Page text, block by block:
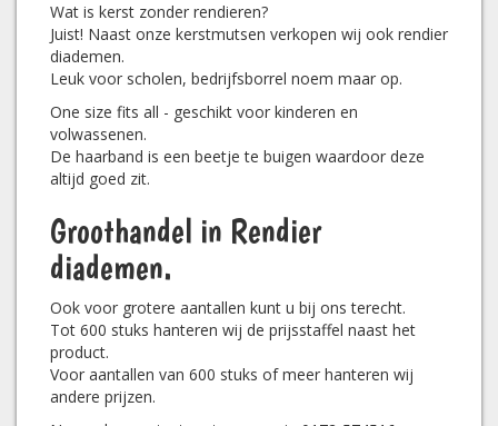
Wat is kerst zonder rendieren?
Juist! Naast onze kerstmutsen verkopen wij ook rendier
diademen.
Leuk voor scholen, bedrijfsborrel noem maar op.
One size fits all - geschikt voor kinderen en
volwassenen.
De haarband is een beetje te buigen waardoor deze
altijd goed zit.
Groothandel in Rendier
diademen.
Ook voor grotere aantallen kunt u bij ons terecht.
Tot 600 stuks hanteren wij de prijsstaffel naast het
product.
Voor aantallen van 600 stuks of meer hanteren wij
andere prijzen.